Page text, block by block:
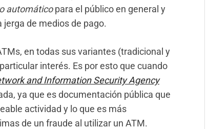
automáticopara el público en general y
de medios de pago.
en todas sus variantes (tradicional y
interés. Es por esto que cuando
and Information Security Agency
ya que es documentación pública que
actividad y lo que es más
de un fraude al utilizar un ATM.